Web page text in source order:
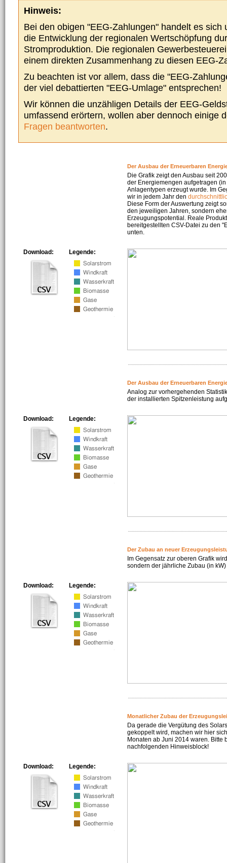
Hinweis:
Bei den obigen "EEG-Zahlungen" handelt es sich
die Entwicklung der regionalen Wertschöpfung
Stromproduktion. Die regionalen
einem direkten Zusammenhang zu diesen EEG-
Zu beachten ist vor allem, dass die "EEG-
der viel debattierten "EEG-Umlage" entsprechen!
Wir können die unzähligen Details der EEG-
umfassend erörtern, wollen aber dennoch einige
Fragen beantworten.
Der Ausbau der Erneuerbaren
Die Grafik zeigt den Ausbau seit
der Energiemengen aufgetragen
Anlagentypen erzeugt wurde. Im
wir in jedem Jahr den
Diese Form der Auswertung zeigt
den jeweiligen Jahren, sondern
Erzeugungspotential. Reale
bereitgestellten CSV-Datei zu den
unten.
Legende:
Download:
Der Ausbau der Erneuerbaren
Analog zur vorhergehenden
der installierten Spitzenleistung
Legende:
Download:
Der Zubau an neuer
Im Gegensatz zur oberen Grafik
sondern der jährliche Zubau (in
Legende:
Download:
Monatlicher Zubau der
Da gerade die Vergütung des
gekoppelt wird, machen wir hier
Monaten ab Juni 2014 waren. Bitte
nachfolgenden Hinweisblock!
Legende:
Download: